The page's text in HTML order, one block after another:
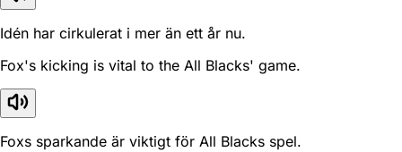
Idén har cirkulerat i mer än ett år nu.
Fox's kicking is vital to the All Blacks' game.
Foxs sparkande är viktigt för All Blacks spel.